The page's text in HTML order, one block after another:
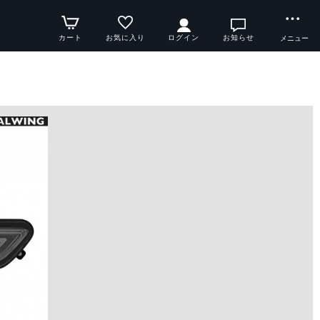
カート お気に入り ログイン お知らせ メニュー